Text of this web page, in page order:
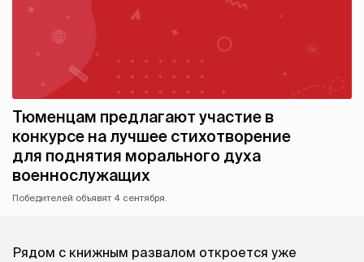
Тюменцам предлагают участие в
конкурсе на лучшее стихотворение
для поднятия морального духа
военнослужащих
Победителей объявят 4 сентября.
Рядом с книжным развалом откроется уже